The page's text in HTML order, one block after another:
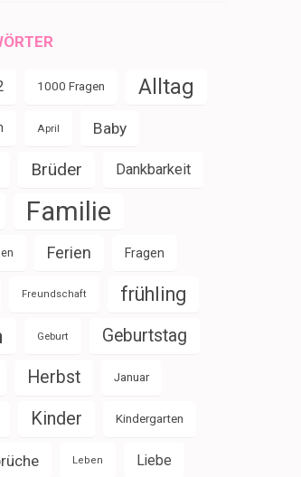
1000 Fragen Alltag
April Baby
Brüder Dankbarkeit
Familie
Ferien Fragen
Freundschaft frühling
Geburt Geburtstag
Herbst Januar
Kinder Kindergarten
Leben Liebe